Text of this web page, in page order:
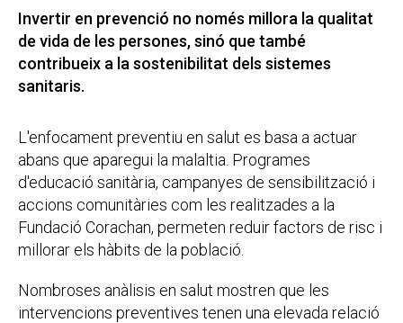
Invertir en prevenció no només millora la qualitat
de vida de les persones, sinó que també
contribueix a la sostenibilitat dels sistemes
sanitaris.
L'enfocament preventiu en salut es basa a actuar
abans que aparegui la malaltia. Programes
d'educació sanitària, campanyes de sensibilització i
accions comunitàries com les realitzades a la
Fundació Corachan, permeten reduir factors de risc i
millorar els hàbits de la població.
Nombroses anàlisis en salut mostren que les
intervencions preventives tenen una elevada relació